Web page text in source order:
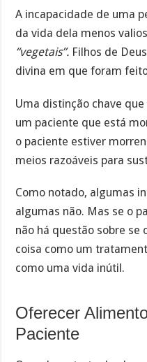
A incapacidade de uma
da vida dela menos
“vegetais”. Filhos de
divina em que foram
Uma distinção chave
um paciente que está
o paciente estiver
meios razoáveis para
Como notado, algumas
algumas não. Mas se o
não há questão sobre se
coisa como um
como uma vida inútil.
Oferecer
Paciente